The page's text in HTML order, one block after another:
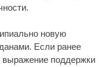
новую
Если ранее
выражение поддержки